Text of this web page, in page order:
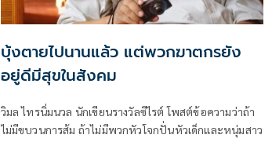
บุ้งตายไปนานแล้ว แต่พวกฆาตกรยัง
อยู่ดีมีสุขในสังคม
วิมล ไทรนิ่มนวล นักเขียนรางวัลซีไรต์ โพสต์ข้อความว่าถ้า
ไม่มีขบวนการส้ม ถ้าไม่มีพวกหัวโจกปั่นหัวเด็กและหนุ่มสาว